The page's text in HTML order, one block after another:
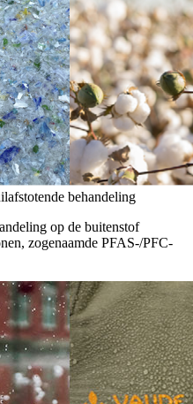
behandeling
op de buitenstof
zogenaamde PFAS-/PFC-